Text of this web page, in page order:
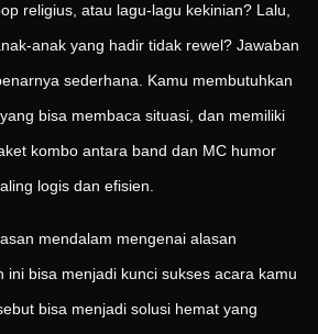
religius, atau lagu-lagu kekinian? Lalu,
anak yang hadir tidak rewel? Jawaban
sederhana. Kamu membutuhkan
bisa membaca situasi, dan memiliki
kombo antara band dan MC humor
logis dan efisien.
mendalam mengenai alasan
ini bisa menjadi kunci sukses acara kamu
bisa menjadi solusi hemat yang